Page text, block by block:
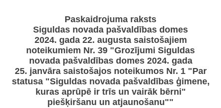
Paskaidrojuma raksts
Siguldas novada pašvaldības domes
2024. gada 22. augusta saistošajiem
noteikumiem Nr. 39 "Grozījumi Siguldas
novada pašvaldības domes 2024. gada
25. janvāra saistošajos noteikumos Nr. 1 "Par
statusa "Siguldas novada pašvaldības ģimene,
kuras aprūpē ir trīs un vairāk bērni"
piešķiršanu un atjaunošanu""